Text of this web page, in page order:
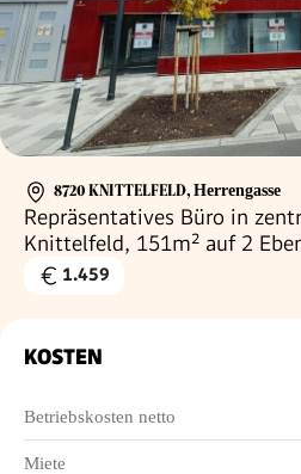
8720 KNITTELFELD, Herrengasse
Repräsentatives Büro in
Knittelfeld, 151m² auf 2
Gesamtmiete
1.459
KOSTEN
Betriebskosten netto
Miete